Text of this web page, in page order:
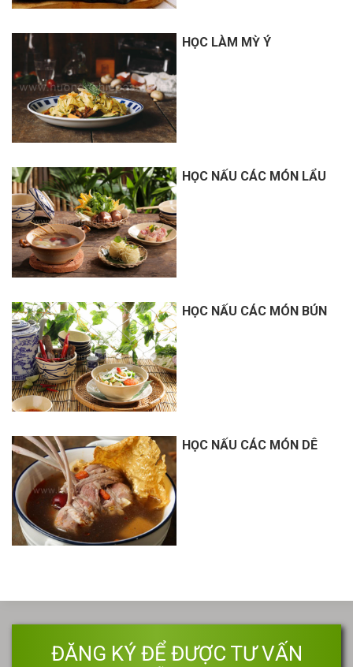
HỌC LÀM MỲ Ý
HỌC NẤU CÁC MÓN LẨU
HỌC NẤU CÁC MÓN BÚN
HỌC NẤU CÁC MÓN DÊ
ĐĂNG KÝ ĐỂ ĐƯỢC TƯ VẤN